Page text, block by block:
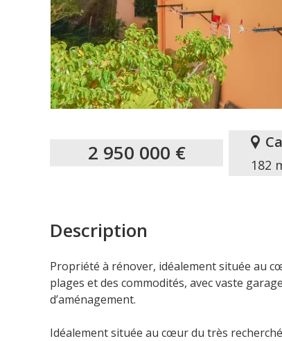
2 950 000 € 182
Description
Propriété à rénover, idéalement située au
plages et des commodités, avec vaste
d’aménagement.
Idéalement située au cœur du très